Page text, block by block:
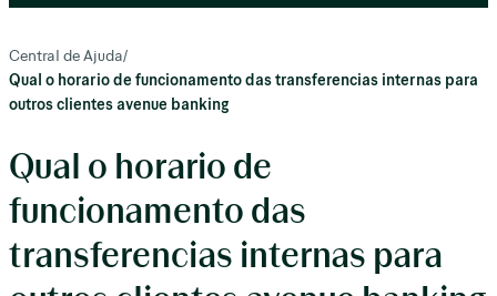
Central de Ajuda/
Qual o horario de funcionamento das transferencias internas para
outros clientes avenue banking
Qual o horario de
funcionamento das
transferencias internas para